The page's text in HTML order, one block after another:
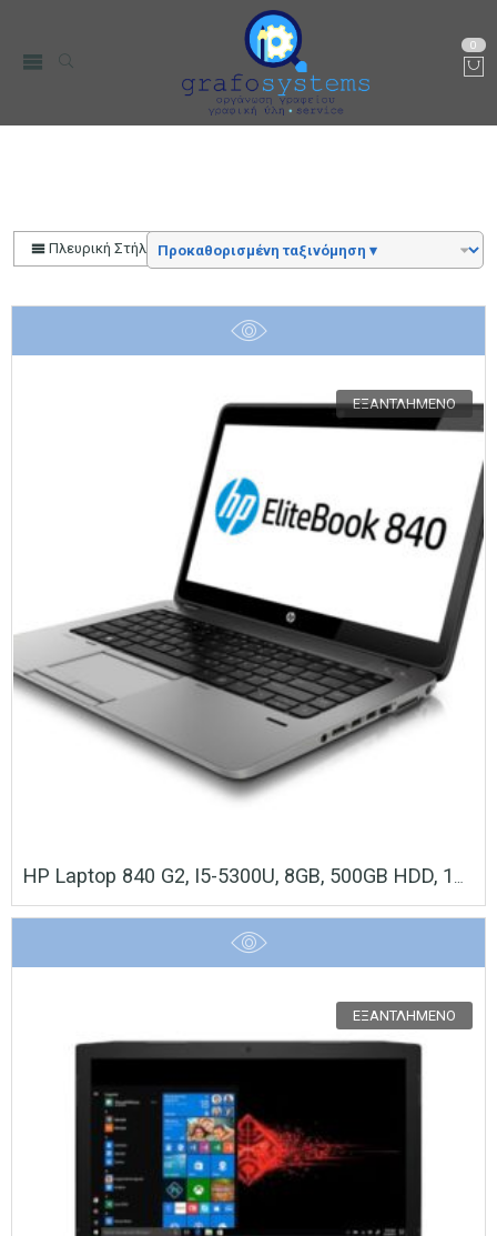
0
Πλευρική Στήλη
ΕΞΑΝΤΛΗΜΈΝΟ
HP Laptop 840 G2, I5-5300U, 8GB, 500GB HDD, 14″, Cam, REF FQ
ΕΞΑΝΤΛΗΜΈΝΟ